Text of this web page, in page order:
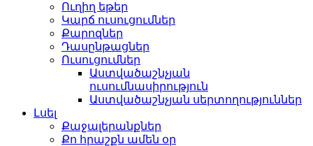
Ուղիղ եթեր
Կարճ ուսուցումներ
Քարոզներ
Դասընթացներ
Ուսուցումներ
Աստվածաշնչյան
ուսումնասիրություն
Աստվածաշնչյան սերտողություններ
Լսել
Քաջալերանքներ
Քո հրաշքն ամեն օր